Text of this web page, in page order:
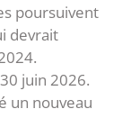
poursuivent
devrait
juin 2026.
un nouveau